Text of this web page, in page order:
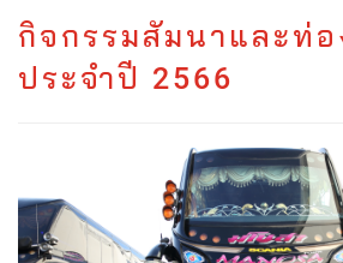
กิจกรรมสัมนาและท่อ
ประจำปี 2566